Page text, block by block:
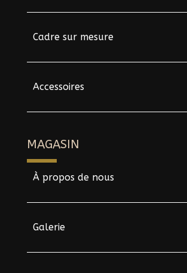
Cadre sur mesure
Accessoires
MAGASIN
À propos de nous
Galerie